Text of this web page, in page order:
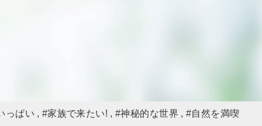
っぱい #家族で来たい! #神秘的な世界 #自然を満喫